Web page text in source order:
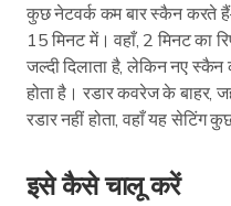
कुछ नेटवर्क कम बार स्कैन करते
15 मिनट में। वहाँ, 2 मिनट का
जल्दी दिलाता है, लेकिन नए
होता है। रडार कवरेज के बाहर,
रडार नहीं होता, वहाँ यह सेटिंग
इसे कैसे चालू करें